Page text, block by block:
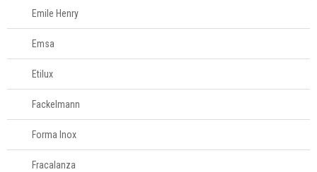
Decoração
Login
Criar conta
Pesquisar Lista
Fale
Conosco
Emile Henry
Emsa
Etilux
Fackelmann
Forma Inox
Fracalanza